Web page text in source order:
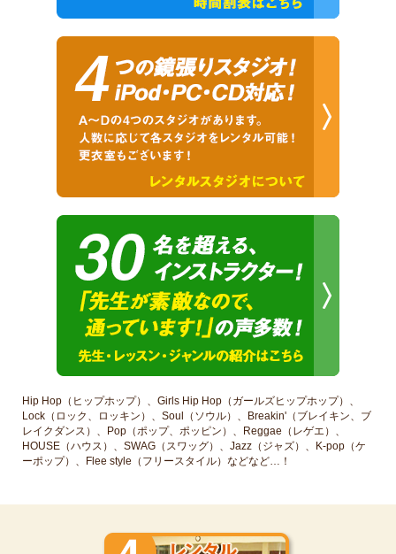
Hip Hop（ヒップホップ）、Girls Hip Hop（ガールズヒップホップ）、
Lock（ロック、ロッキン）、Soul（ソウル）、Breakin'（ブレイキン、ブ
レイクダンス）、Pop（ポップ、ポッピン）、Reggae（レゲエ）、
HOUSE（ハウス）、SWAG（スワッグ）、Jazz（ジャズ）、K-pop（ケ
ーポップ）、Flee style（フリースタイル）などなど…！